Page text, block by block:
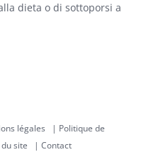
dieta o di sottoporsi a
légales | Politique de
site | Contact